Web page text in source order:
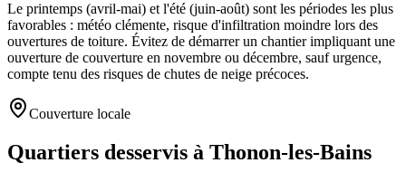
Le printemps (avril-mai) et l'été (juin-août) sont les périodes les plus
favorables : météo clémente, risque d'infiltration moindre lors des
ouvertures de toiture. Évitez de démarrer un chantier impliquant une
ouverture de couverture en novembre ou décembre, sauf urgence,
compte tenu des risques de chutes de neige précoces.
Couverture locale
Quartiers desservis à Thonon-les-Bains